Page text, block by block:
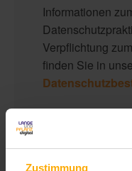
Zustimmung
Informationen
Verpflichtung
finden Sie in